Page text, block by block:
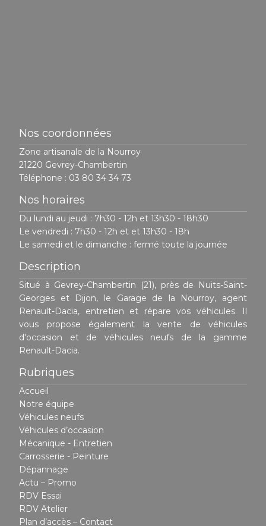
Nos coordonnées
Zone artisanale de la Nourroy
21220 Gevrey-Chambertin
Téléphone : 03 80 34 34 73
Nos horaires
Du lundi au jeudi : 7h30 - 12h et 13h30 - 18h30
Le vendredi : 7h30 - 12h et et 13h30 - 18h
Le samedi et le dimanche : fermé toute la journée
Description
Situé à Gevrey-Chambertin (21), près de Nuits-Saint-
Georges et Dijon, le Garage de la Nourroy, agent
Renault-Dacia, entretien et répare vos véhicules. Il
vous propose également la vente de véhicules
d'occasion et de véhicules neufs de la gamme
Renault-Dacia.
Rubriques
Accueil
Notre équipe
Véhicules neufs
Véhicules d’occasion
Mécanique - Entretien
Carrosserie - Peinture
Dépannage
Actu – Promo
RDV Essai
RDV Atelier
Plan d’accès – Contact